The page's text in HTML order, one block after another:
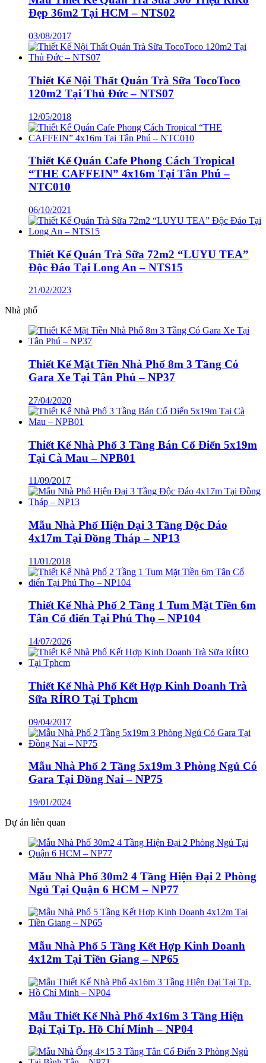
Đẹp 36m2 Tại HCM – NTS02
03/08/2017
Thiết Kế Nội Thất Quán Trà Sữa TocoToco
120m2 Tại Thủ Đức – NTS07
12/05/2018
Thiết Kế Quán Cafe Phong Cách Tropical
“THE CAFFEIN” 4x16m Tại Tân Phú –
NTC010
06/10/2021
Thiết Kế Quán Trà Sữa 72m2 “LUYU TEA”
Độc Đáo Tại Long An – NTS15
21/02/2023
Nhà phố
Thiết Kế Mặt Tiền Nhà Phố 8m 3 Tầng Có
Gara Xe Tại Tân Phú – NP37
27/04/2020
Thiết Kế Nhà Phố 3 Tầng Bán Cổ Điển 5x19m
Tại Cà Mau – NPB01
11/09/2017
Mẫu Nhà Phố Hiện Đại 3 Tầng Độc Đáo
4x17m Tại Đồng Tháp – NP13
11/01/2018
Thiết Kế Nhà Phố 2 Tầng 1 Tum Mặt Tiền 6m
Tân Cổ điển Tại Phú Thọ – NP104
14/07/2026
Thiết Kế Nhà Phố Kết Hợp Kinh Doanh Trà
Sữa RÍRO Tại Tphcm
09/04/2017
Mẫu Nhà Phố 2 Tầng 5x19m 3 Phòng Ngủ Có
Gara Tại Đồng Nai – NP75
19/01/2024
Dự án liên quan
Mẫu Nhà Phố 30m2 4 Tầng Hiện Đại 2 Phòng
Ngủ Tại Quận 6 HCM – NP77
Mẫu Nhà Phố 5 Tầng Kết Hợp Kinh Doanh
4x12m Tại Tiền Giang – NP65
Mẫu Thiết Kế Nhà Phố 4x16m 3 Tầng Hiện
Đại Tại Tp. Hồ Chí Minh – NP04